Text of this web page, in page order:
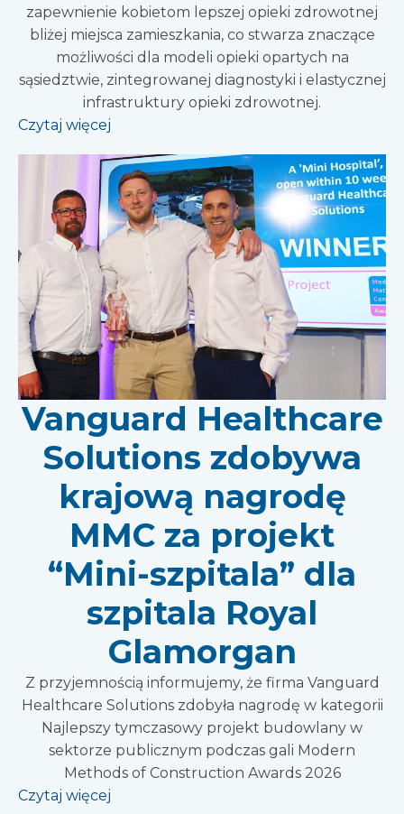
zapewnienie kobietom lepszej opieki zdrowotnej
bliżej miejsca zamieszkania, co stwarza znaczące
możliwości dla modeli opieki opartych na
sąsiedztwie, zintegrowanej diagnostyki i elastycznej
infrastruktury opieki zdrowotnej.
Czytaj więcej
Vanguard Healthcare
Solutions zdobywa
krajową nagrodę
MMC za projekt
“Mini-szpitala” dla
szpitala Royal
Glamorgan
Z przyjemnością informujemy, że firma Vanguard
Healthcare Solutions zdobyła nagrodę w kategorii
Najlepszy tymczasowy projekt budowlany w
sektorze publicznym podczas gali Modern
Methods of Construction Awards 2026
Czytaj więcej